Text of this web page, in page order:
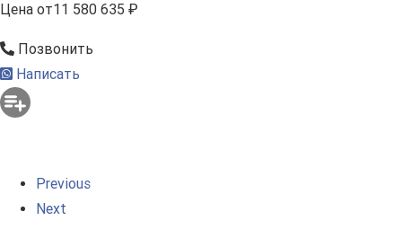
Цена от11 580 635 ₽
Позвонить
Написать
Previous
Next